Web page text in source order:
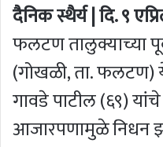
दैनिक स्थैर्य | दि. ९
फलटण तालुक्याच्या
(गोखळी, ता. फलटण)
गावडे पाटील (६९)
आजारपणामुळे निधन